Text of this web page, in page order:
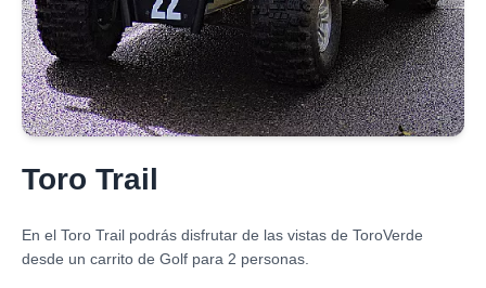
Toro Trail
En el Toro Trail podrás disfrutar de las vistas de ToroVerde
desde un carrito de Golf para 2 personas.